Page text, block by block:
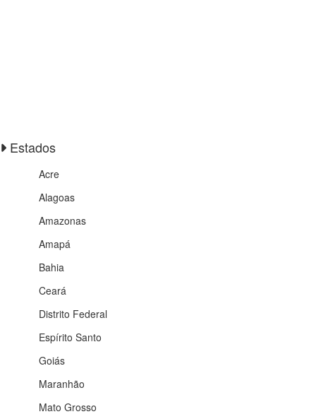
Estados
Acre
Alagoas
Amazonas
Amapá
Bahia
Ceará
Distrito Federal
Espírito Santo
Goiás
Maranhão
Mato Grosso